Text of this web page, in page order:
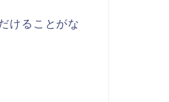
けることがな